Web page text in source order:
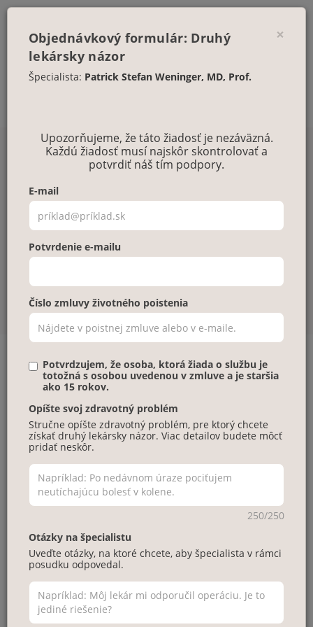
Tieto služby vám prinášame v spolupráci s
Patrick Stefan Weninger, MD, Prof.
Ortopéd
Získať odborný posudok
Klinické zameranie
Ortopedický chirurg, ktorý sa špecializuje na športové a
kolenné zranenia a má bohaté skúsenosti s operáciou
menisku, rekonštrukciou predného skríženého väzu,
revíznou chirurgiou, artroskopickou opravou chrupavky (ako
je mikrofraktúra), rekonštrukciou väzov a zlomenín.
Som atestovaný ortopedický traumatológ a špecializujem sa
na zranenia kolena. Som odborník na rekonstrukčnú
chirurgiu kolena, vrátane kolenných väzov a artroskopickej
chirurgie menisku a chrupavky. Ročne vykonávam 300
rekonštrukcií predného skríženého väzu (ACL) a viac ako 300
artroskopických zákrokov na kolene. Som tiež aktívny v
Objednávkový formulár: Druhý
lekársky názor
Špecialista: Patrick Stefan Weninger, MD, Prof.
×
Upozorňujeme, že táto žiadosť je nezáväzná.
Každú žiadosť musí najskôr skontrolovať a
potvrdiť náš tím podpory.
E-mail
Potvrdenie e-mailu
Číslo zmluvy životného poistenia
Potvrdzujem, že osoba, ktorá žiada o službu je
totožná s osobou uvedenou v zmluve a je staršia
ako 15 rokov.
Opíšte svoj zdravotný problém
Stručne opíšte zdravotný problém, pre ktorý chcete
získať druhý lekársky názor. Viac detailov budete môcť
pridať neskôr.
250/250
Otázky na špecialistu
Uveďte otázky, na ktoré chcete, aby špecialista v rámci
posudku odpovedal.